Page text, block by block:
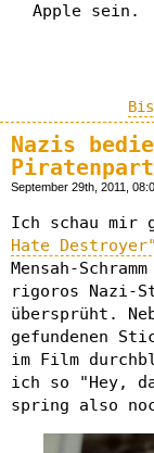
Apple sein.
Nazis
September 29th, 2011,
Ich schau mir
Hate Destroyer"
Mensah-
rigoros Nazi-
übersprüht.
gefundenen
im Film
ich so "Hey,
spring also